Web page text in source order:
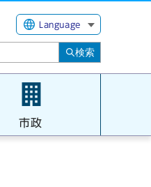
Language
検索
市政